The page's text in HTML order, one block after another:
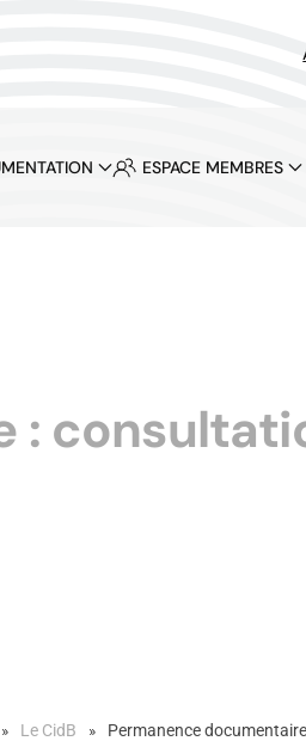
ESPACE MEMBRES
Le CidB Permanence